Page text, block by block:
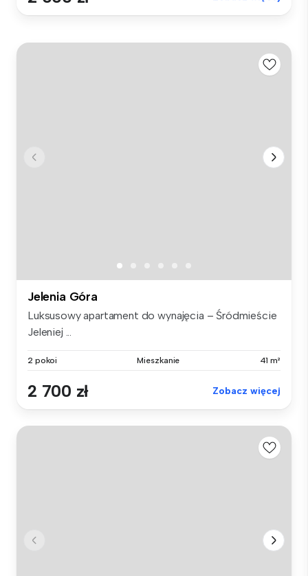
Jelenia Góra
Luksusowy apartament do wynajęcia – Śródmieście
Jeleniej ...
2 pokoi Mieszkanie 41 m²
2 700 zł Zobacz więcej